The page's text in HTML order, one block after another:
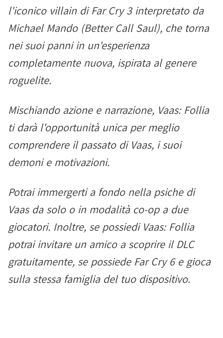
l'iconico villain di Far Cry 3 interpretato da
Michael Mando (Better Call Saul), che torna
nei suoi panni in un'esperienza
completamente nuova, ispirata al genere
roguelite.
Mischiando azione e narrazione, Vaas: Follia
ti darà l'opportunità unica per meglio
comprendere il passato di Vaas, i suoi
demoni e motivazioni.
Potrai immergerti a fondo nella psiche di
Vaas da solo o in modalità co-op a due
giocatori. Inoltre, se possiedi Vaas: Follia
potrai invitare un amico a scoprire il DLC
gratuitamente, se possiede Far Cry 6 e gioca
sulla stessa famiglia del tuo dispositivo.